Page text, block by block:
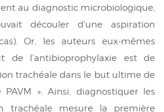
au diagnostic microbiologique,
découler d'une aspiration
Or, les auteurs eux-mêmes
de l'antibioprophylaxie est de
trachéale dans le but ultime de
». Ainsi, diagnostiquer les
trachéale mesure la première